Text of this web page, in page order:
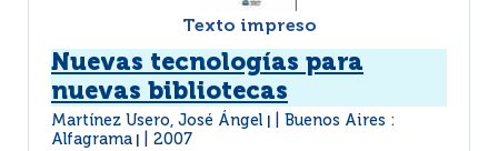
Texto impreso
Nuevas tecnologías para
nuevas bibliotecas
Martínez Usero, José Ángel
Buenos Aires :
Alfagrama
2007